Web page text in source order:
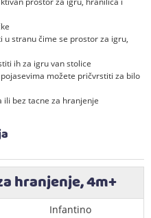
u stranu čime se prostor za igru,
ih za igru van stolice
možete pričvrstiti za bilo
ili bez tacne za hranjenje
hranjenje, 4m+
Infantino